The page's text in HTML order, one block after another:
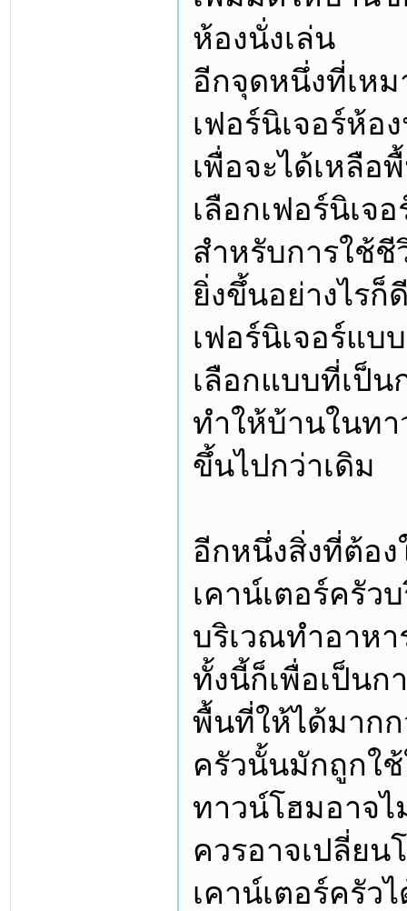
ห้องนั่งเล่น
อีกจุดหนึ่งที่เห
เฟอร์นิเจอร์ห้อ
เพื่อจะได้เหลือ
เลือกเฟอร์นิเ
สำหรับการใช้
ยิ่งขึ้นอย่างไร
เฟอร์นิเจอร์แบ
เลือกแบบที่เป็น
ทำให้บ้านในท
ขึ้นไปกว่าเดิม
อีกหนึ่งสิ่งที่ต้อ
เคาน์เตอร์ครั
บริเวณทำอาห
ทั้งนี้ก็เพื่อเป็นก
พื้นที่ให้ได้มาก
ครัวนั้นมักถูกใ
ทาวน์โฮมอาจไ
ควรอาจเปลี่ยน
เคาน์เตอร์ครัว